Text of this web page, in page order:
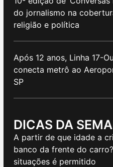
do jornalismo na
religião e política
Após 12 anos, Linha 17-
conecta metrô ao
SP
DICAS DA
A partir de que idade a
banco da frente do
situações é permitido